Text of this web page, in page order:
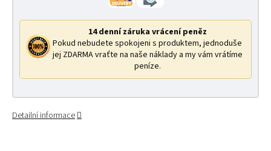
14 denní záruka vrácení peněz
Pokud nebudete spokojeni s produktem, jednoduše
jej ZDARMA vraťte na naše náklady a my vám vrátíme
peníze.
Detailní informace